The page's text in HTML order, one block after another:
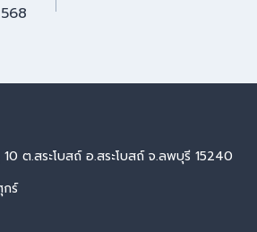
ต.สระโบสถ์ อ.สระโบสถ์ จ.ลพบุรี 15240
ร์